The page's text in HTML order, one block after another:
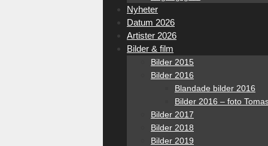
Nyheter
Datum 2026
Artister 2026
Bilder & film
Bilder 2015
Bilder 2016
Blandade bilder 2016
Bilder 2016 – foto
Bilder 2017
Bilder 2018
Bilder 2019